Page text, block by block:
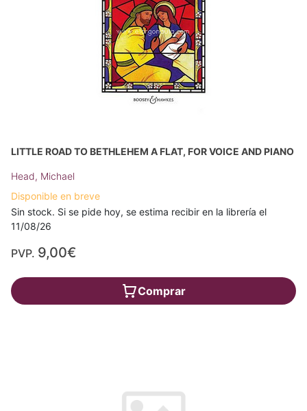
LITTLE ROAD TO BETHLEHEM A FLAT, FOR VOICE AND PIANO
Head, Michael
Disponible en breve
Sin stock. Si se pide hoy, se estima recibir en la librería el
11/08/26
PVP. 9,00€
Comprar